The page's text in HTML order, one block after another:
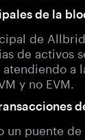
de la
de
de activos
a
y no EVM.
puente